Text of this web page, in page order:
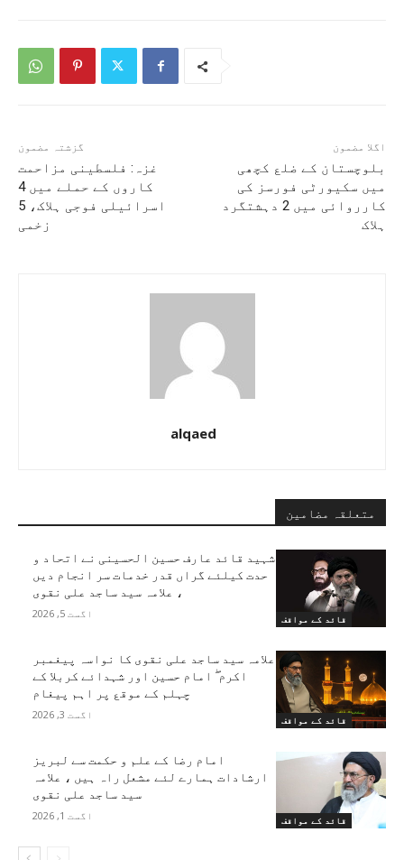
گزشتہ مضمون
غزہ: فلسطینی مزاحمت
کاروں کے حملے میں 4
اسرائیلی فوجی ہلاک، 5
زخمی
اگلا مضمون
بلوچستان کے ضلع کچھی
میں سکیورٹی فورسز کی
کارروائی میں 2 دہشتگرد
ہلاک
alqaed
متعلقہ مضامین
قائد کے مواقف
شہید قائد عارف حسین الحسینی نے اتحاد و
حدت کیلئے گراں قدر خدمات سر انجام دیں
، علامہ سید ساجد علی نقوی
اگست 5, 2026
قائد کے مواقف
علامہ سید ساجد علی نقوی کا نواسہ پیغمبر
اکرم ۖ امام حسین اور شہدائے کربلا کے
چہلم کے موقع پر اہم پیغام
اگست 3, 2026
قائد کے مواقف
امام رضا کے علم و حکمت سے لبریز
ارشادات ہمارے لئے مشعل راہ ہیں ، علامہ
سید ساجد علی نقوی
اگست 1, 2026